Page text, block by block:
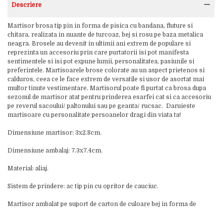
Descriere
Martisor brosa tip pin in forma de pisica cu bandana, fluture si
chitara, realizata in nuante de turcoaz, bej si rosu pe baza metalica
neagra. Brosele au devenit in ultimii ani extrem de populare si
reprezinta un accesoriu prin care purtatorii isi pot manifesta
sentimentele si isi pot expune lumii, personalitatea, pasiunile si
preferintele. Martisoarele brose colorate au un aspect prietenos si
calduros, ceea ce le face extrem de versatile si usor de asortat mai
multor tinute vestimentare. Martisorul poate fi purtat ca brosa dupa
sezonul de martisor atat pentru prinderea esarfei cat si ca accesoriu
pe reverul sacoului/ paltonului sau pe geanta/ rucsac. Daruieste
martisoare cu personalitate persoanelor dragi din viata ta!
Dimensiune martisor: 3x2.8cm.
Dimensiune ambalaj: 7.3x7.4cm.
Material: aliaj.
Sistem de prindere: ac tip pin cu opritor de cauciuc.
Martisor ambalat pe suport de carton de culoare bej in forma de